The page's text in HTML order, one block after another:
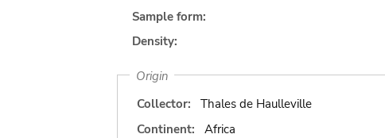
Sample form:
Density:
Origin
Collector:
Thales de Haulleville
Continent:
Africa